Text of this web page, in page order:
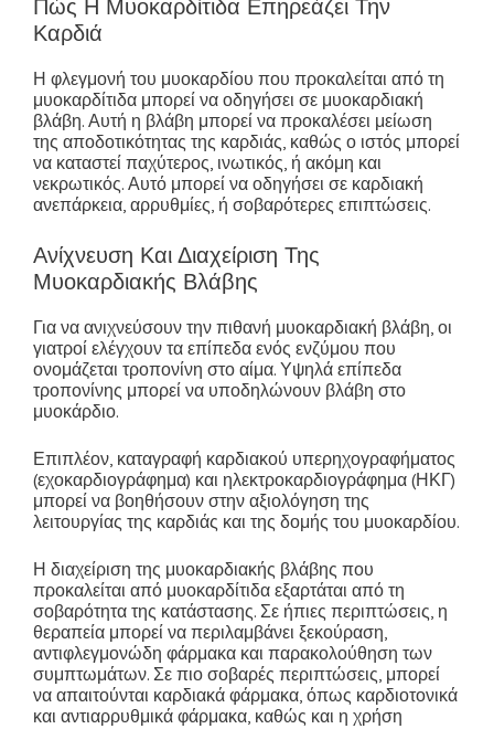
Πώς Η Μυοκαρδίτιδα Επηρεάζει Την
Καρδιά
Η φλεγμονή του μυοκαρδίου που προκαλείται από τη
μυοκαρδίτιδα μπορεί να οδηγήσει σε μυοκαρδιακή
βλάβη. Αυτή η βλάβη μπορεί να προκαλέσει μείωση
της αποδοτικότητας της καρδιάς, καθώς ο ιστός μπορεί
να καταστεί παχύτερος, ινωτικός, ή ακόμη και
νεκρωτικός. Αυτό μπορεί να οδηγήσει σε καρδιακή
ανεπάρκεια, αρρυθμίες, ή σοβαρότερες επιπτώσεις.
Ανίχνευση Και Διαχείριση Της
Μυοκαρδιακής Βλάβης
Για να ανιχνεύσουν την πιθανή μυοκαρδιακή βλάβη, οι
γιατροί ελέγχουν τα επίπεδα ενός ενζύμου που
ονομάζεται τροπονίνη στο αίμα. Υψηλά επίπεδα
τροπονίνης μπορεί να υποδηλώνουν βλάβη στο
μυοκάρδιο.
Επιπλέον, καταγραφή καρδιακού υπερηχογραφήματος
(εχοκαρδιογράφημα) και ηλεκτροκαρδιογράφημα (ΗΚΓ)
μπορεί να βοηθήσουν στην αξιολόγηση της
λειτουργίας της καρδιάς και της δομής του μυοκαρδίου.
Η διαχείριση της μυοκαρδιακής βλάβης που
προκαλείται από μυοκαρδίτιδα εξαρτάται από τη
σοβαρότητα της κατάστασης. Σε ήπιες περιπτώσεις, η
θεραπεία μπορεί να περιλαμβάνει ξεκούραση,
αντιφλεγμονώδη φάρμακα και παρακολούθηση των
συμπτωμάτων. Σε πιο σοβαρές περιπτώσεις, μπορεί
να απαιτούνται καρδιακά φάρμακα, όπως καρδιοτονικά
και αντιαρρυθμικά φάρμακα, καθώς και η χρήση